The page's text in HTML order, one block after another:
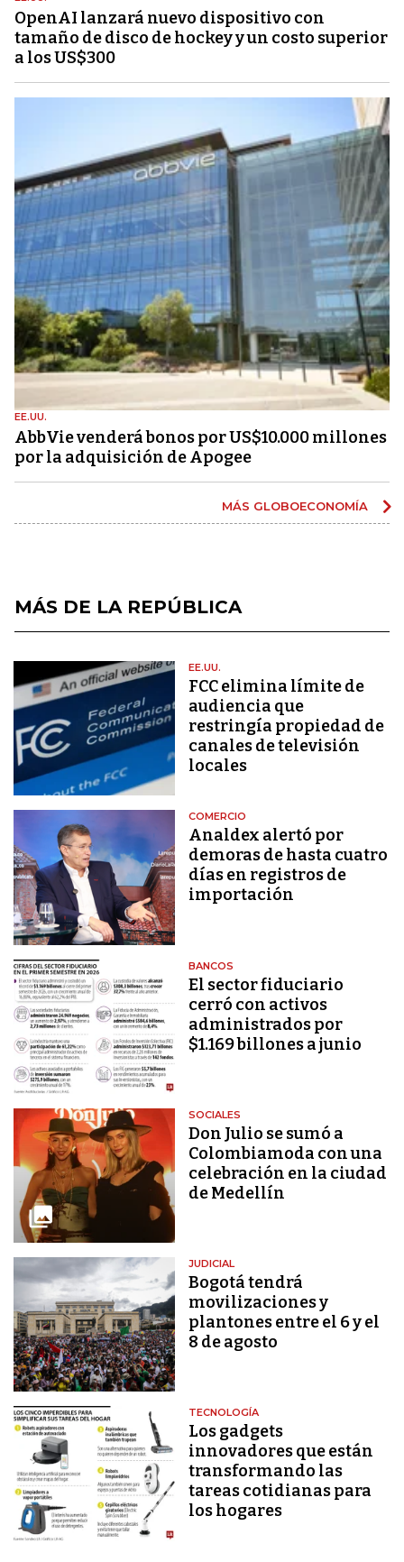
OpenAI lanzará nuevo dispositivo con
tamaño de disco de hockey y un costo superior
a los US$300
EE.UU.
AbbVie venderá bonos por US$10.000 millones
por la adquisición de Apogee
MÁS GLOBOECONOMÍA
MÁS DE LA REPÚBLICA
EE.UU.
FCC elimina límite de
audiencia que
restringía propiedad de
canales de televisión
locales
COMERCIO
Analdex alertó por
demoras de hasta cuatro
días en registros de
importación
BANCOS
El sector fiduciario
cerró con activos
administrados por
$1.169 billones a junio
SOCIALES
Don Julio se sumó a
Colombiamoda con una
celebración en la ciudad
de Medellín
JUDICIAL
Bogotá tendrá
movilizaciones y
plantones entre el 6 y el
8 de agosto
TECNOLOGÍA
Los gadgets
innovadores que están
transformando las
tareas cotidianas para
los hogares